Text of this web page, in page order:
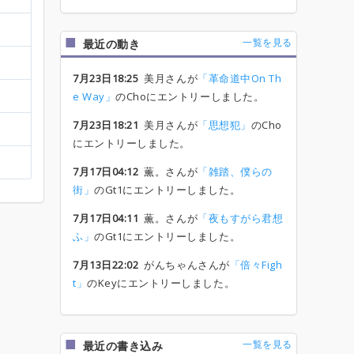
最近の動き 一覧を見る
7月23日18:25 美月さんが 「革命道中On Th
e Way」のChoにエントリーしました。
7月23日18:21 美月さんが 「思想犯」 のCho
にエントリーしました。
7月17日04:12 薫。さんが 「雑踏、僕らの
街」のGt1にエントリーしました。
7月17日04:11 薫。さんが 「夜もすがら君想
ふ」のGt1にエントリーしました。
7月13日22:02 がんちゃんさんが 「倍々Figh
t」のKeyにエントリーしました。
最近の書き込み 一覧を見る